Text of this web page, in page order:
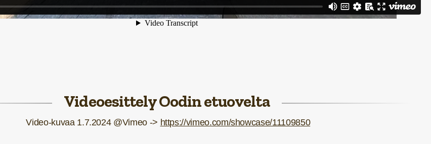
Videoesittely Oodin etuovelta
Video-kuvaa 1.7.2024 @Vimeo -> https://vimeo.com/showcase/11109850